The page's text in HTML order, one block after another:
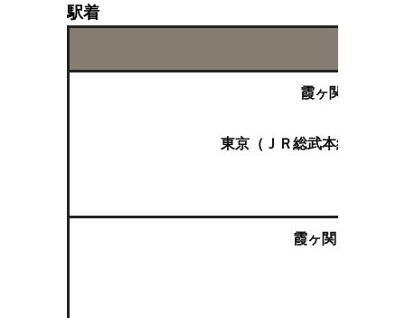
駅着
霞ヶ関（東京
東京（ＪＲ総武本線快速 成
霞ヶ関（東京メ